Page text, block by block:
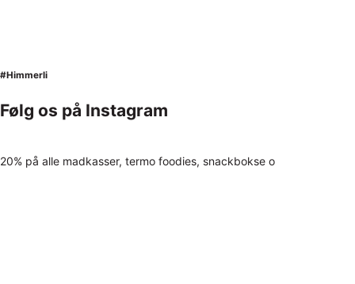
#Himmerli
Følg os på Instagram
20% på alle madkasser, termo foodies, snackbokse o